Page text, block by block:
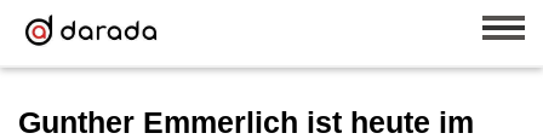
Gunther Emmerlich ist heute im